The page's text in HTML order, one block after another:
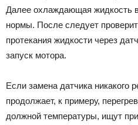
Далее охлаждающая жидкость
нормы. После следует
протекания жидкости через
запуск мотора.
Если замена датчика никакого
продолжает, к примеру,
должной температуры, ищут